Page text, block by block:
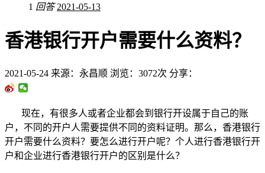
1 回答 2021-05-13
香港银行开户需要什么资料？
2021-05-24 来源：永昌顺 浏览：3072次 分享：
现在，有很多人或者企业都会到银行开设属于自己的账
户，不同的开户人需要提供不同的资料证明。那么，香港银行
开户需要什么资料？要怎么进行开户呢？个人进行香港银行开
户和企业进行香港银行开户的区别是什么？